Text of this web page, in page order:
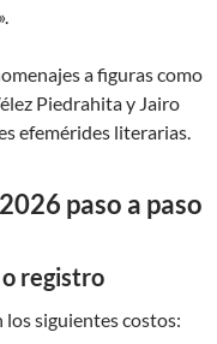
a figuras como
Piedrahita y Jairo
efemérides literarias.
paso a paso
registro
los siguientes costos: